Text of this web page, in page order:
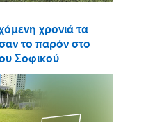
χρονιά τα
το παρόν στο
Σοφικού